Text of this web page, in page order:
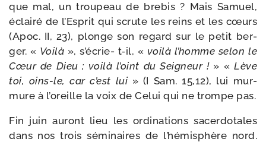
que mal, un trou­peau de bre­bis ? Mais Samuel,
éclai­ré de l’Esprit qui scrute les reins et les cœurs
(Apoc. II, 23), plonge son regard sur le petit ber­
ger. « Voilà », s’écrie- t‑il, « voi­là l’homme selon le
Cœur de Dieu ; voi­là l’oint du Seigneur !» « Lève
toi, oins-​le, car c’est lui » (I Sam. 15,12), lui mur­
mure à l’oreille la voix de Celui qui ne trompe pas.
Fin juin auront lieu les ordi­na­tions sacer­do­tales
dans nos trois sémi­naires de l’hémisphère nord.